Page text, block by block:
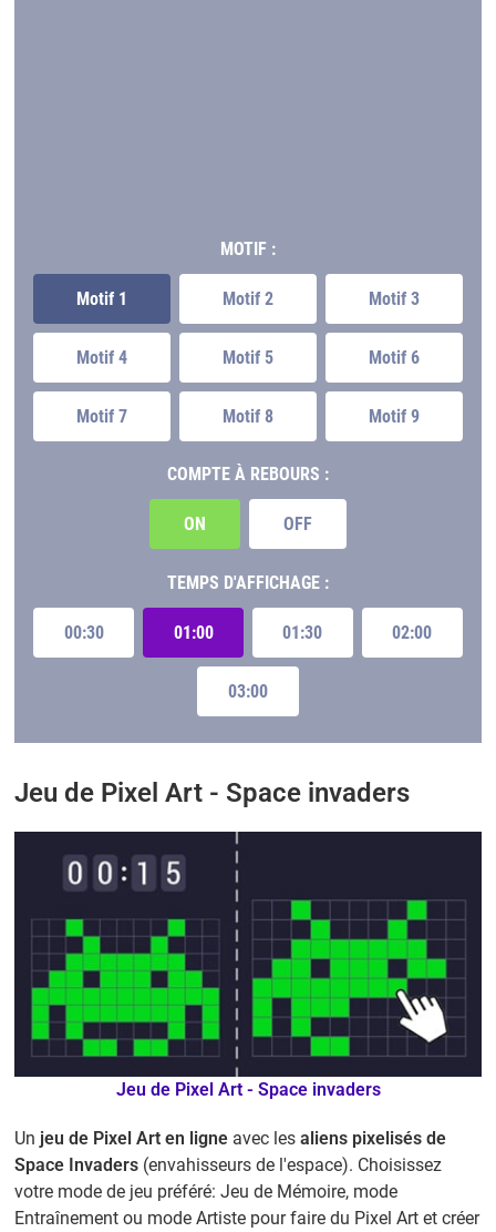
MOTIF :
Motif 1 Motif 2 Motif 3
Motif 4 Motif 5 Motif 6
Motif 7 Motif 8 Motif 9
COMPTE À REBOURS :
ON OFF
TEMPS D'AFFICHAGE :
00:30 01:00 01:30 02:00
03:00
Jeu de Pixel Art - Space invaders
Jeu de Pixel Art - Space invaders
Un jeu de Pixel Art en ligne avec lesaliens pixelisés de
Space Invaders (envahisseurs de l'espace). Choisissez
votre mode de jeu préféré: Jeu de Mémoire, mode
Entraînement ou mode Artiste pour faire du Pixel Art et créer